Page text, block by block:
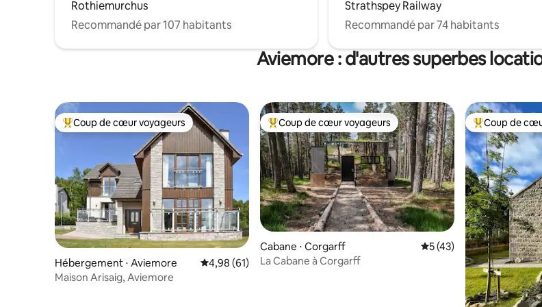
Rothiemurchus
Recommandé par 107 habitants
Strathspey Railway
Recommandé par 74 habitants
Aviemore : d'autres superbes
Coups de cœur voyageurs les plus appréciés
Coup de cœur voyageurs
Hébergement ⋅ Aviemore Évaluation moyenne sur la base de 61 commentaires : 4,98 sur 5
4,98 (61)
Maison Arisaig, Aviemore
Coups de cœur voyageurs les plus appréciés
Coup de cœur voyageurs
Cabane ⋅ Corgarff Évaluation moyenne sur
5 (43)
La Cabane à Corgarff
Coups de
Coup de